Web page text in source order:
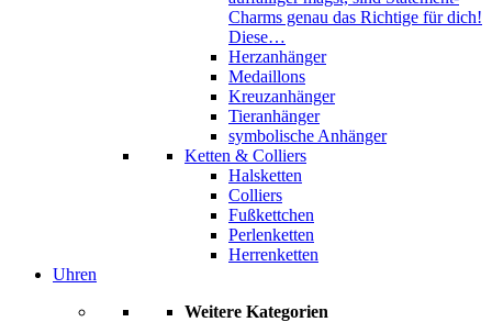
Charms genau das Richtige für dich!
Diese…
Herzanhänger
Medaillons
Kreuzanhänger
Tieranhänger
symbolische Anhänger
Ketten & Colliers
Halsketten
Colliers
Fußkettchen
Perlenketten
Herrenketten
Uhren
Weitere Kategorien